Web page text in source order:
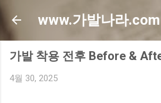
기본 콘텐츠로 건너
www.가발나라.com
가발 착용 전후 Before &
4월 30, 2025